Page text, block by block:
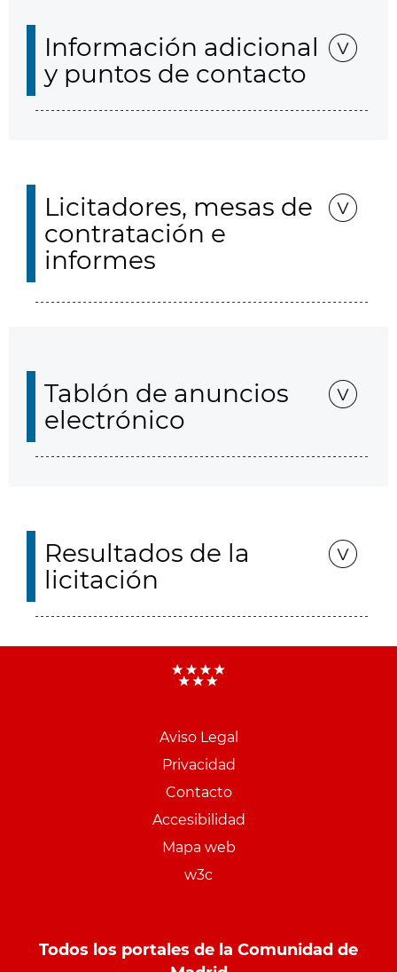
Información adicional
y puntos de contacto
Licitadores, mesas de
contratación e
informes
Tablón de anuncios
electrónico
Resultados de la
licitación
Aviso Legal
Privacidad
Contacto
Accesibilidad
Mapa web
w3c
Todos los portales de la Comunidad de